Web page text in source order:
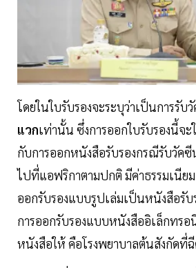
โดยในใบรับรองจะระบุว่าเป็นการรับ
แวกเท่านั้น ซึ่งการออกใบรับรองนี้จ
กับการออกหนังสือรับรองกรณีรับวัคซี
ไปที่แอฟริกาตามปกติ มีค่าธรรมเนีย
ออกรับรองแบบรูปเล่มเป็นหนังสือรับ
การออกรับรองแบบหนังสืออิเล็กทรอ
หนังสือให้ คือโรงพยาบาลต้นสังกัดที่